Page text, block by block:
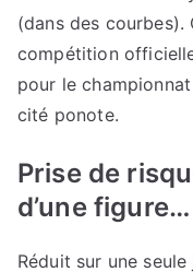
(dans des courbes).
compétition
pour le
cité ponote.
Prise de
d’une figure…
Réduit sur une